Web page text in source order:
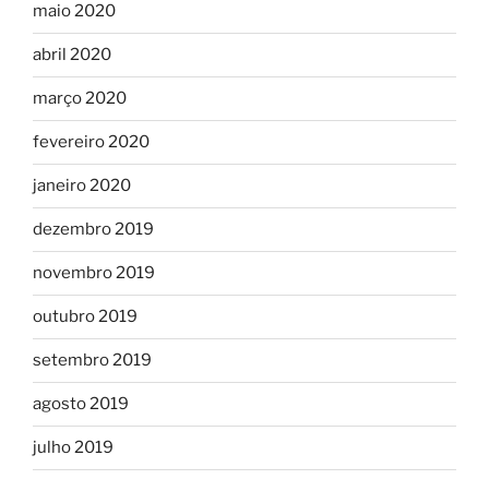
maio 2020
abril 2020
março 2020
fevereiro 2020
janeiro 2020
dezembro 2019
novembro 2019
outubro 2019
setembro 2019
agosto 2019
julho 2019